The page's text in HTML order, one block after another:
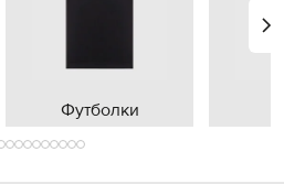
Футболки